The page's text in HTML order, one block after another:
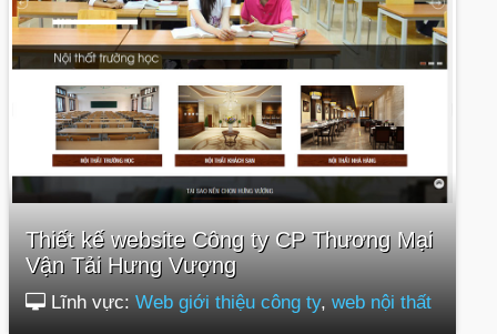
Thiết kế website Công ty CP Thương Mại
Vận Tải Hưng Vượng
Lĩnh vực: Web giới thiệu công ty, web nội thất